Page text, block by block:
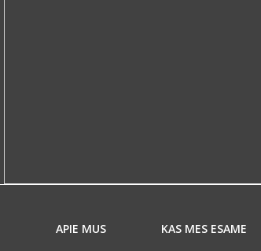
APIE MUS KAS MES ESAME